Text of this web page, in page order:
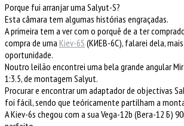
Porque fui arranjar uma Salyut-S?
Esta câmara tem algumas histórias engraçadas.
A primeira tem a ver com o porquê de a ter
compra de uma Kiev-6S (КИЕВ-6С), falarei dela,
oportunidade.
Noutro leilão encontrei uma bela grande angular
1:3.5, de montagem Salyut.
Procurar e encontrar um adaptador de objectivas
foi fácil, sendo que teóricamente partilham a
A Kiev-6s chegou com a sua Vega-12b (Вега-12 Б)